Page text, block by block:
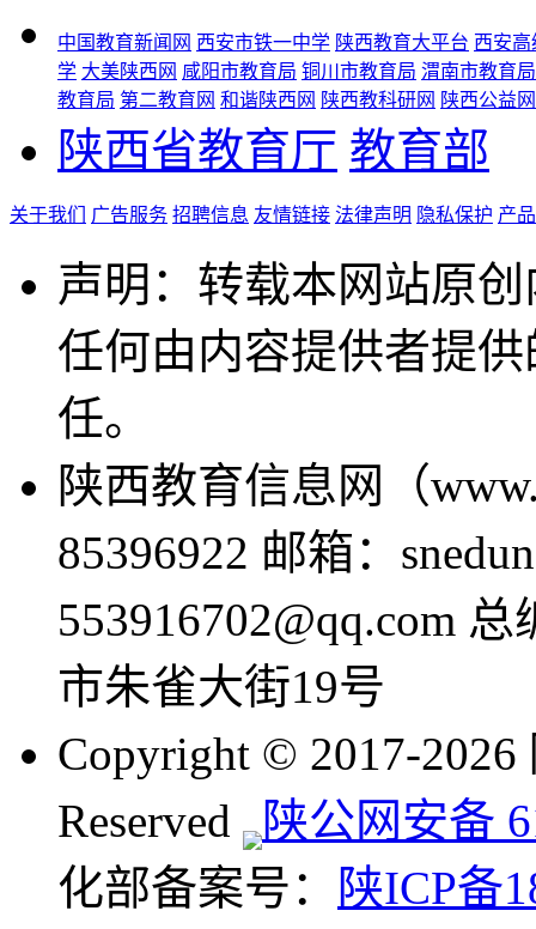
中国教育新闻网 西安市铁一中学 陕西教育大平台 西安
学 大美陕西网 咸阳市教育局 铜川市教育局 渭南市教育局
教育局 第二教育网 和谐陕西网 陕西教科研网 陕西公益网
陕西省教育厅 教育部
关于我们 广告服务 招聘信息 友情链接 法律声明 隐私保护 产
声明：转载本网站原
任何由内容提供者提
任。
陕西教育信息网（
85396922 邮箱：
553916702@qq.com
市朱雀大街19号
Copyright © 2017-
Reserved
陕公网安备
化部备案号：
陕ICP备